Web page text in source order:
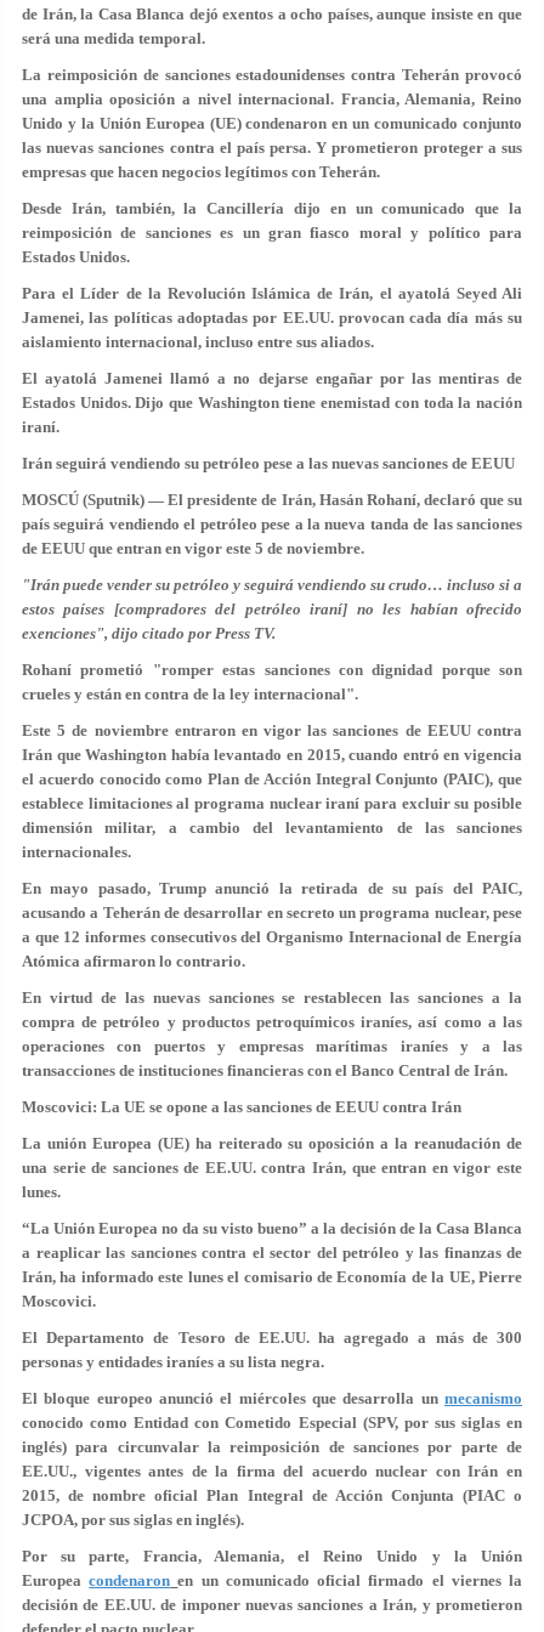
de Irán, la Casa Blanca dejó exentos a ocho países, aunque insiste en que
será una medida temporal.
La reimposición de sanciones estadounidenses contra Teherán provocó
una amplia oposición a nivel internacional. Francia, Alemania, Reino
Unido y la Unión Europea (UE) condenaron en un comunicado conjunto
las nuevas sanciones contra el país persa. Y prometieron proteger a sus
empresas que hacen negocios legítimos con Teherán.
Desde Irán, también, la Cancillería dijo en un comunicado que la
reimposición de sanciones es un gran fiasco moral y político para
Estados Unidos.
Para el Líder de la Revolución Islámica de Irán, el ayatolá Seyed Ali
Jamenei, las políticas adoptadas por EE.UU. provocan cada día más su
aislamiento internacional, incluso entre sus aliados.
El ayatolá Jamenei llamó a no dejarse engañar por las mentiras de
Estados Unidos. Dijo que Washington tiene enemistad con toda la nación
iraní.
Irán seguirá vendiendo su petróleo pese a las nuevas sanciones de EEUU
MOSCÚ (Sputnik) — El presidente de Irán, Hasán Rohaní, declaró que su
país seguirá vendiendo el petróleo pese a la nueva tanda de las sanciones
de EEUU que entran en vigor este 5 de noviembre.
"Irán puede vender su petróleo y seguirá vendiendo su crudo… incluso si a
estos países [compradores del petróleo iraní] no les habían ofrecido
exenciones", dijo citado por Press TV.
Rohaní prometió "romper estas sanciones con dignidad porque son
crueles y están en contra de la ley internacional".
Este 5 de noviembre entraron en vigor las sanciones de EEUU contra
Irán que Washington había levantado en 2015, cuando entró en vigencia
el acuerdo conocido como Plan de Acción Integral Conjunto (PAIC), que
establece limitaciones al programa nuclear iraní para excluir su posible
dimensión militar, a cambio del levantamiento de las sanciones
internacionales.
En mayo pasado, Trump anunció la retirada de su país del PAIC,
acusando a Teherán de desarrollar en secreto un programa nuclear, pese
a que 12 informes consecutivos del Organismo Internacional de Energía
Atómica afirmaron lo contrario.
En virtud de las nuevas sanciones se restablecen las sanciones a la
compra de petróleo y productos petroquímicos iraníes, así como a las
operaciones con puertos y empresas marítimas iraníes y a las
transacciones de instituciones financieras con el Banco Central de Irán.
Moscovici: La UE se opone a las sanciones de EEUU contra Irán
La unión Europea (UE) ha reiterado su oposición a la reanudación de
una serie de sanciones de EE.UU. contra Irán, que entran en vigor este
lunes.
“La Unión Europea no da su visto bueno” a la decisión de la Casa Blanca
a reaplicar las sanciones contra el sector del petróleo y las finanzas de
Irán, ha informado este lunes el comisario de Economía de la UE, Pierre
Moscovici.
El Departamento de Tesoro de EE.UU. ha agregado a más de 300
personas y entidades iraníes a su lista negra.
El bloque europeo anunció el miércoles que desarrolla un mecanismo
conocido como Entidad con Cometido Especial (SPV, por sus siglas en
inglés) para circunvalar la reimposición de sanciones por parte de
EE.UU., vigentes antes de la firma del acuerdo nuclear con Irán en
2015, de nombre oficial Plan Integral de Acción Conjunta (PIAC o
JCPOA, por sus siglas en inglés).
Por su parte, Francia, Alemania, el Reino Unido y la Unión
Europeacondenaron en un comunicado oficial firmado el viernes la
decisión de EE.UU. de imponer nuevas sanciones a Irán, y prometieron